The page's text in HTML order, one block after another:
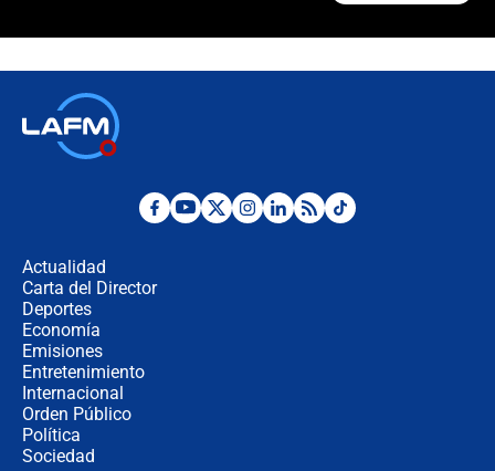
Álvaro Uribe asistirá a la posesión y
Actualidad
Carta del Director
Deportes
Economía
Emisiones
Entretenimiento
Internacional
Orden Público
Política
Sociedad